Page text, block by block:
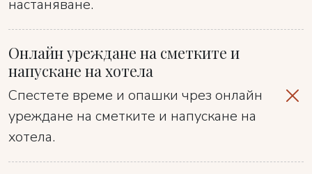
настаняване.
Онлайн уреждане на сметките и
напускане на хотела
Спестете време и опашки чрез онлайн
уреждане на сметките и напускане на
хотела.